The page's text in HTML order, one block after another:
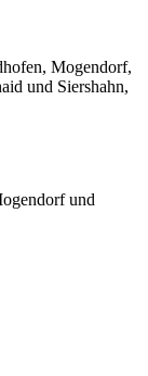
Mogendorf,
und Siershahn,
und